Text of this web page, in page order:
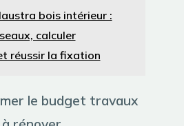
bois intérieur :
calculer
réussir la fixation
le budget travaux